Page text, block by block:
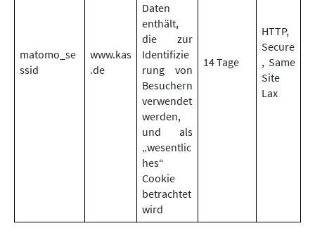
matomo_se
ssid
www.kas
.de
Daten
enthält,
die zur
Identifizie
rung von
Besuchern
verwendet
werden,
und als
„wesentlic
hes“
Cookie
betrachtet
wird
14 Tage
HTTP,
Secure
, Same
Site
Lax